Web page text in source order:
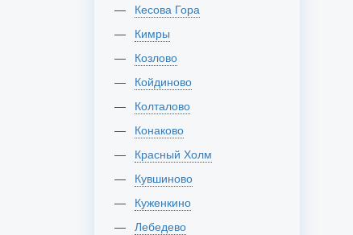
Кесова Гора
Кимры
Козлово
Койдиново
Колталово
Конаково
Красный Холм
Кувшиново
Куженкино
Лебедево